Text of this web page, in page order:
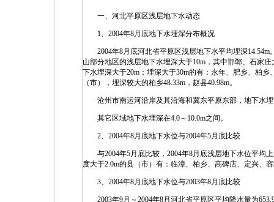
一、河北平原区浅层地下水动态
1、2004年8月底地下水埋深分布概况
2004年8月底河北省平原区浅层地下水平均埋深14.54m
山部分地区的浅层地下水埋深大于10m，其中邯郸、石家
下水埋深大于20m；埋深大于30m的有：永年、肥乡、柏
（市），埋深较大的柏乡48.33m，赵县40.98m。
沧州市南运河沿岸及其沿海和冀东平原东部，地下水埋
其它区域地下水埋深在4.0～10.0m之间。
2、2004年8月底地下水位与2004年5月底比较
与2004年5月底比较，2004年8月底浅层地下水位平均上
度大于2.0m的县（市）有：临漳、柏乡、高碑店、定兴、
3、2004年8月底地下水位与2003年8月底比较
2003年9月～2004年8月河北省平原区平均降水量为